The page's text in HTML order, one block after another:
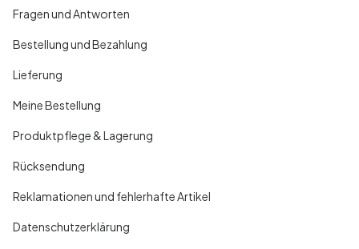
Fragen und Antworten
Bestellung und Bezahlung
Lieferung
Meine Bestellung
Produktpflege & Lagerung
Rücksendung
Reklamationen und fehlerhafte Artikel
Datenschutzerklärung